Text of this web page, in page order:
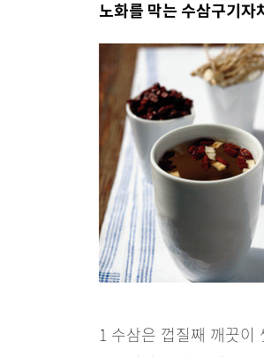
노화를 막는 수삼구기자
1 수삼은 껍질째 깨끗